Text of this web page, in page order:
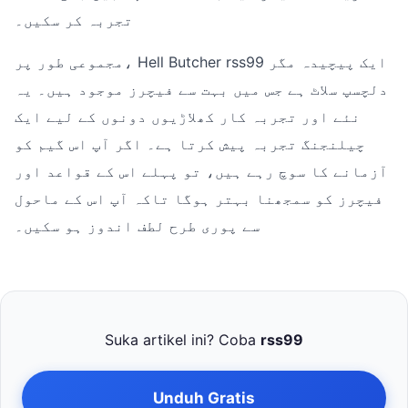
تجربہ کر سکیں۔
مجموعی طور پر، Hell Butcher rss99 ایک پیچیدہ مگر
دلچسپ سلاٹ ہے جس میں بہت سے فیچرز موجود ہیں۔ یہ
نئے اور تجربہ کار کھلاڑیوں دونوں کے لیے ایک
چیلنجنگ تجربہ پیش کرتا ہے۔ اگر آپ اس گیم کو
آزمانے کا سوچ رہے ہیں، تو پہلے اس کے قواعد اور
فیچرز کو سمجھنا بہتر ہوگا تاکہ آپ اس کے ماحول
سے پوری طرح لطف اندوز ہو سکیں۔
Suka artikel ini? Coba rss99
Unduh Gratis